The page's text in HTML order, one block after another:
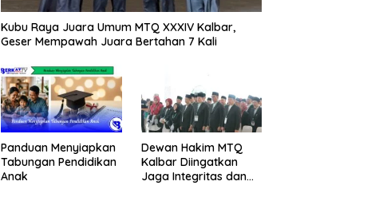
Kubu Raya Juara Umum MTQ XXXIV Kalbar,
Geser Mempawah Juara Bertahan 7 Kali
Panduan Menyiapkan
Tabungan Pendidikan
Anak
Dewan Hakim MTQ
Kalbar Diingatkan
Jaga Integritas dan